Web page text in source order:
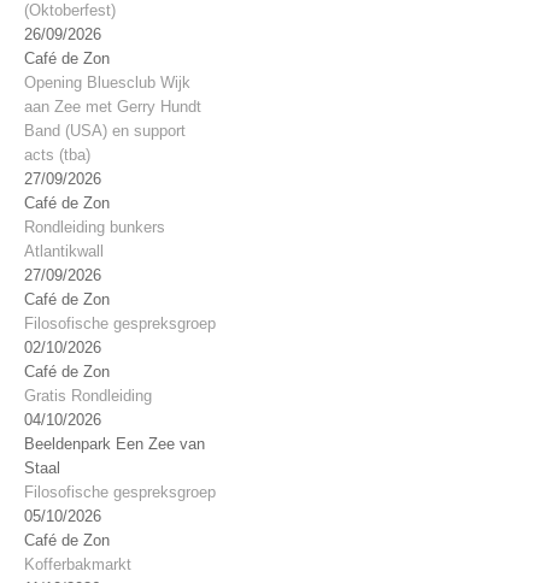
(Oktoberfest)
26/09/2026
Café de Zon
Opening Bluesclub Wijk
aan Zee met Gerry Hundt
Band (USA) en support
acts (tba)
27/09/2026
Café de Zon
Rondleiding bunkers
Atlantikwall
27/09/2026
Café de Zon
Filosofische gespreksgroep
02/10/2026
Café de Zon
Gratis Rondleiding
04/10/2026
Beeldenpark Een Zee van
Staal
Filosofische gespreksgroep
05/10/2026
Café de Zon
Kofferbakmarkt